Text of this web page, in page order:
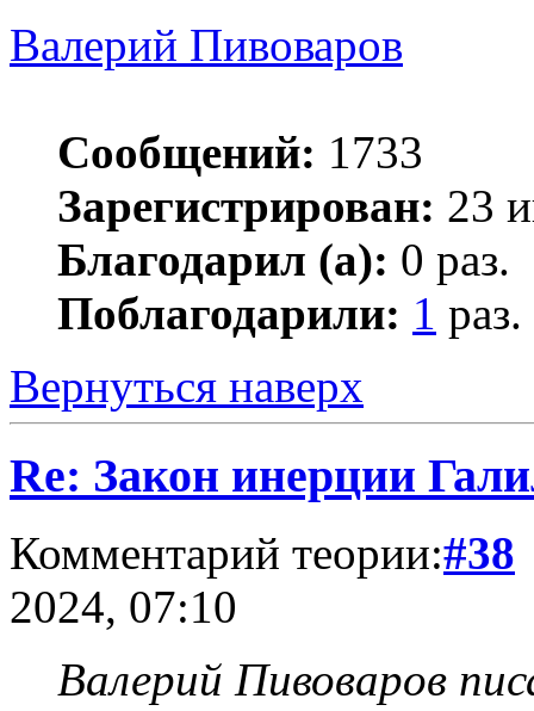
Валерий Пивоваров
Сообщений: 1733
Зарегистрирован: 23
Благодарил (а): 0 раз.
Поблагодарили: 1 раз.
Вернуться наверх
Re: Закон инерции
Комментарий теории:#38
2024, 07:10
Валерий Пивоваров